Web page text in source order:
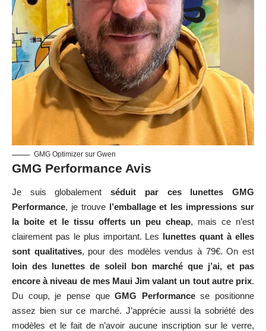
GMG Optimizer sur Gwen
GMG Performance Avis
Je suis globalementséduit par ces lunettes GMG
Performance, je trouve l’emballage et les impressions sur
la boite et le tissu offerts un peu cheap, mais ce n’est
clairement pas le plus important. Les lunettes quant à elles
sont qualitatives, pour des modèles vendus à 79€. On est
loin des lunettes de soleil bon marché que j’ai, et pas
encore à niveau de mes Maui Jim valant un tout autre prix.
Du coup, je pense queGMG Performancese positionne
assez bien sur ce marché. J’apprécie aussi la sobriété des
modèles et le fait de n’avoir aucune inscription sur le verre,